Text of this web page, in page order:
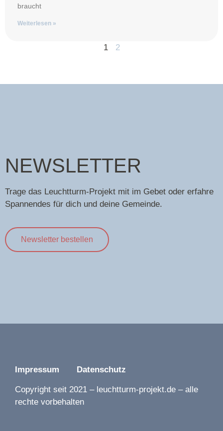
braucht
Weiterlesen »
1 2
NEWSLETTER
Trage das Leuchtturm-Projekt mit im Gebet oder erfahre
Spannendes für dich und deine Gemeinde.
Newsletter bestellen
Impressum Datenschutz
Copyright seit 2021 – leuchtturm-projekt.de – alle
rechte vorbehalten